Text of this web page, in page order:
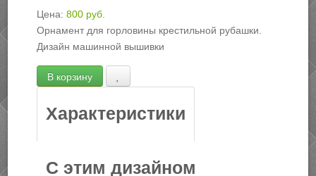
Цена: 800 руб.
Орнамент для горловины крестильной рубашки.
Дизайн машинной вышивки
Характеристики
С этим дизайном